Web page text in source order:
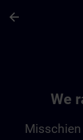
arrow_back
We